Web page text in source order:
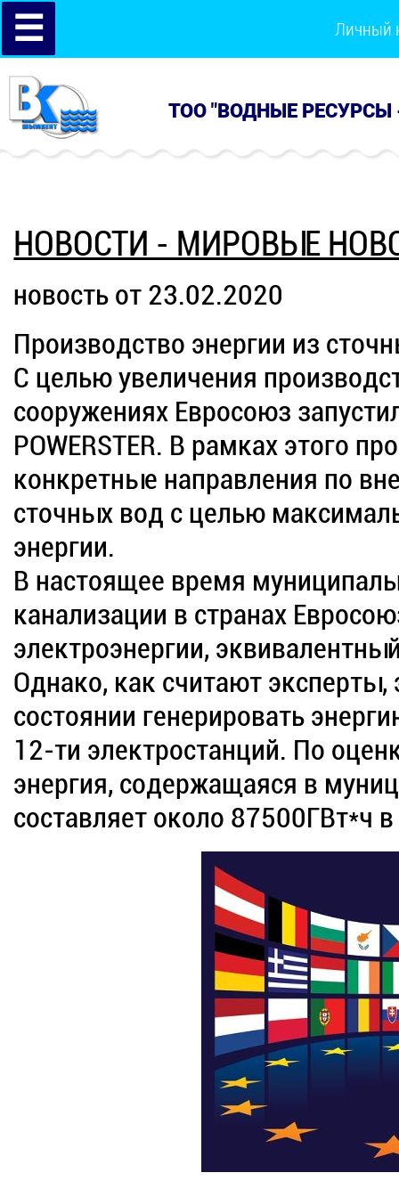
☰ Личный
ТОО "ВОДНЫЕ РЕСУРСЫ
НОВОСТИ - МИРОВЫЕ
новость от 23.02.2020
Производство энергии из
С целью увеличения
сооружениях Евросоюз
POWERSTER. В рамках этого
конкретные направления по
сточных вод с целью
энергии.
В настоящее время
канализации в странах
электроэнергии,
Однако, как считают
состоянии генерировать
12-ти электростанций. По
энергия, содержащаяся в
составляет около 87500ГВт*ч